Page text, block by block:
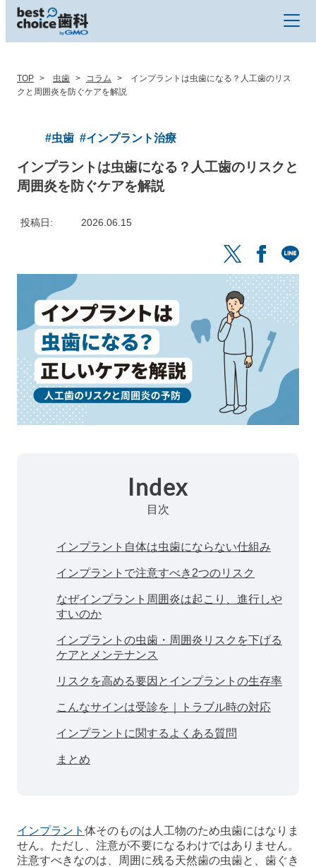
TOP 虫歯 コラム
インプラントは虫歯になる？人工歯のリス
クと周囲炎を防ぐケアを解説
#虫歯 #インプラント治療
インプラントは虫歯になる？人工歯のリスクと
周囲炎を防ぐケアを解説
投稿日 2026.06.15
Index
目次
インプラント自体は虫歯にならない仕組み
インプラントで注意すべき2つのリスク
なぜインプラント周囲炎は起こり、進行しや
すいのか
インプラントの虫歯・周囲炎リスクを下げる
ケアとメンテナンス
リスクを高める要因とインプラントの生存率
こんなサインは受診を｜トラブル時の対応
インプラントに関するよくある質問
まとめ
インプラント 体そのものは人工物のため虫歯にはなりま
せん。ただし、注意が不要になるわけではありません。
注意すべきなのは、周囲に残る天然歯の虫歯と、歯ぐき